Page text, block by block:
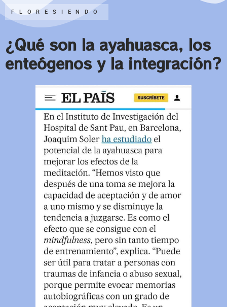
FLORESIENDO
¿Qué son la ayahuasca, los
enteógenos y la integración?